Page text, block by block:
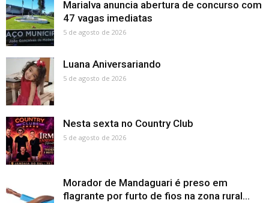
Marialva anuncia abertura de concurso com
47 vagas imediatas
5 de agosto de 2026
Luana Aniversariando
5 de agosto de 2026
Nesta sexta no Country Club
5 de agosto de 2026
Morador de Mandaguari é preso em
flagrante por furto de fios na zona rural...